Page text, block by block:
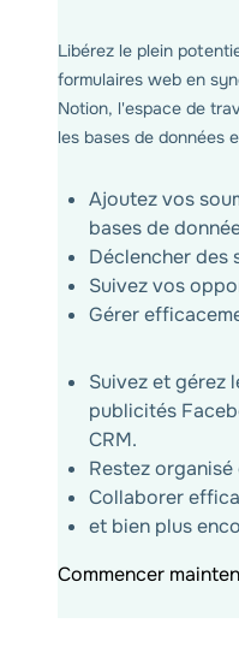
Libérez le plein
formulaires web en
Notion, l'espace de
les bases de données
Ajoutez vos
bases de
Déclencher des
Suivez vos
Gérer
Suivez et gérez
publicités
CRM.
Restez
Collaborer
et bien plus
Commencer